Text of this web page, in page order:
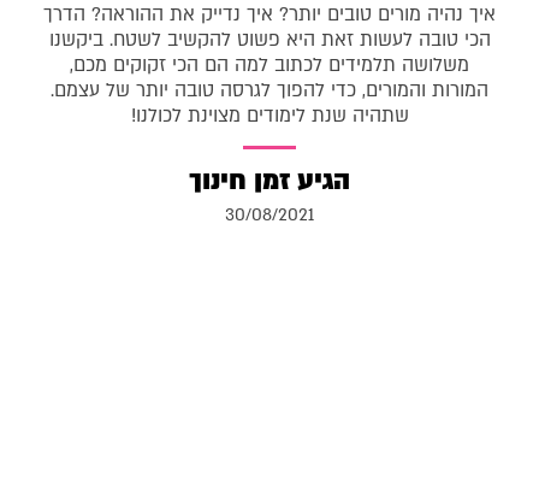
איך נהיה מורים טובים יותר? איך נדייק את ההוראה? הדרך
הכי טובה לעשות זאת היא פשוט להקשיב לשטח. ביקשנו
משלושה תלמידים לכתוב למה הם הכי זקוקים מכם,
המורות והמורים, כדי להפוך לגרסה טובה יותר של עצמם.
שתהיה שנת לימודים מצוינת לכולנו!
הגיע זמן חינוך
30/08/2021